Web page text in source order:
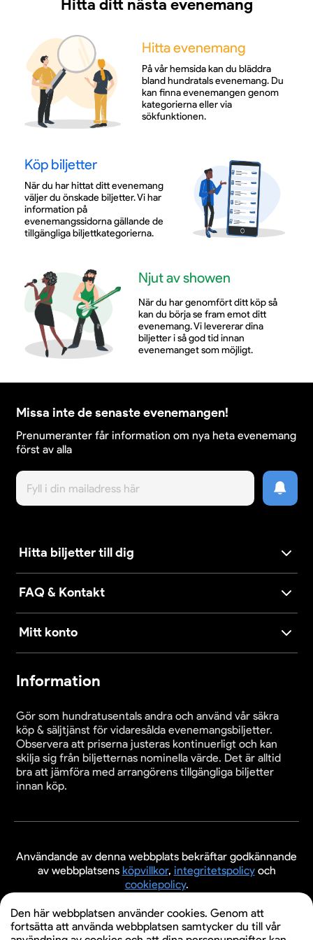
Hitta ditt nästa evenemang
Hitta evenemang
På vår hemsida kan du bläddra
bland hundratals evenemang. Du
kan finna evenemangen genom
kategorierna eller via
sökfunktionen.
Köp biljetter
När du har hittat ditt evenemang
väljer du önskade biljetter. Vi har
information på
evenemangssidorna gällande de
tillgängliga biljettkategorierna.
Njut av showen
När du har genomfört ditt köp så
kan du börja se fram emot ditt
evenemang. Vi levererar dina
biljetter i så god tid innan
evenemanget som möjligt.
Missa inte de senaste evenemangen!
Prenumeranter får information om nya heta evenemang
först av alla
Hitta biljetter till dig
FAQ & Kontakt
Mitt konto
Information
Gör som hundratusentals andra och använd vår säkra
köp & säljtjänst för vidaresålda evenemangsbiljetter.
Observera att priserna justeras kontinuerligt och kan
skilja sig från biljetternas nominella värde. Det är alltid
bra att jämföra med arrangörens tillgängliga biljetter
innan köp.
Användande av denna webbplats bekräftar godkännande
av webbplatsens köpvillkor, integritetspolicyoch
cookiepolicy.
© 2026 Evenemangsbiljetter.se
Den här webbplatsen använder cookies. Genom att
fortsätta att använda webbplatsen samtycker du till vår